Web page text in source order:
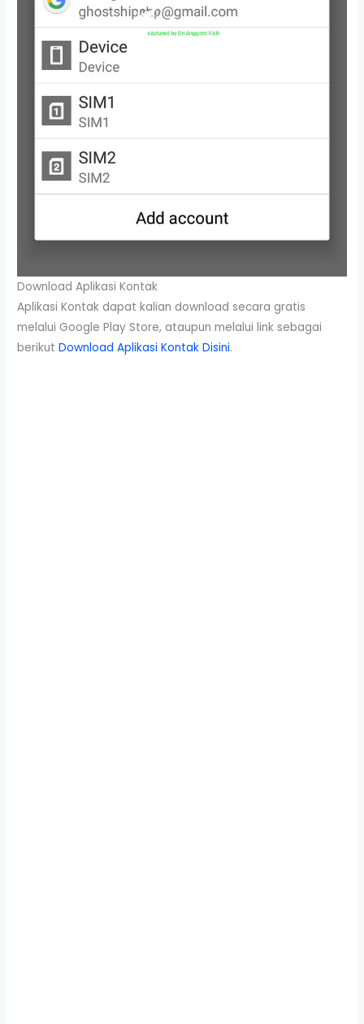
Download Aplikasi Kontak
Aplikasi Kontak dapat kalian download secara gratis
melalui Google Play Store, ataupun melalui link sebagai
berikutDownload Aplikasi Kontak Disini.